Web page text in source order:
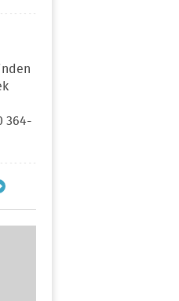
364-